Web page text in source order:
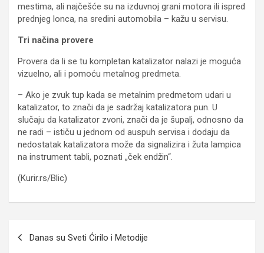
mestima, ali najčešće su na izduvnoj grani motora ili ispred
prednjeg lonca, na sredini automobila – kažu u servisu.
Tri načina provere
Provera da li se tu kompletan katalizator nalazi je moguća
vizuelno, ali i pomoću metalnog predmeta.
– Ako je zvuk tup kada se metalnim predmetom udari u
katalizator, to znači da je sadržaj katalizatora pun. U
slučaju da katalizator zvoni, znači da je šupalj, odnosno da
ne radi – ističu u jednom od auspuh servisa i dodaju da
nedostatak katalizatora može da signalizira i žuta lampica
na instrument tabli, poznati „ček endžin“.
(Kurir.rs/Blic)
Danas su Sveti Ćirilo i Metodije